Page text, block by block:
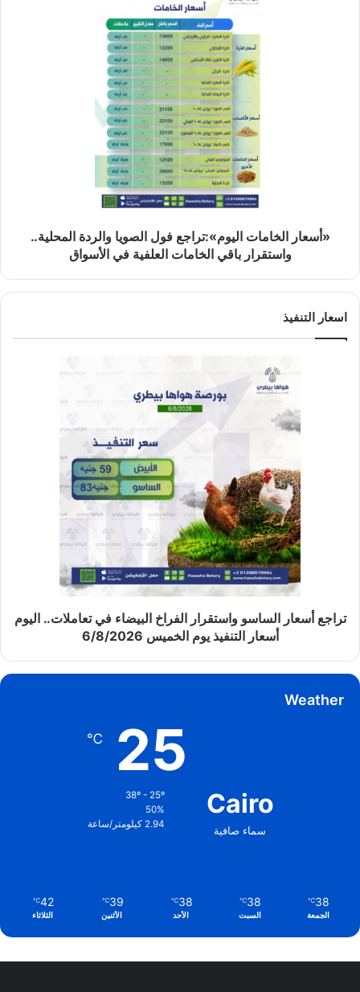
«أسعار الخامات اليوم»:تراجع فول الصويا والردة المحلية..
واستقرار باقي الخامات العلفية في الأسواق
اسعار التنفيذ
تراجع أسعار الساسو واستقرار الفراخ البيضاء في تعاملات.. اليوم
أسعار التنفيذ يوم الخميس 6/8/2026
Weather
Cairo
سماء صافية
25
℃
38º - 25º
50%
2.94 كيلومتر/ساعة
38
℃
الجمعة
38
℃
السبت
38
℃
الأحد
39
℃
الأثنين
42
℃
الثلاثاء